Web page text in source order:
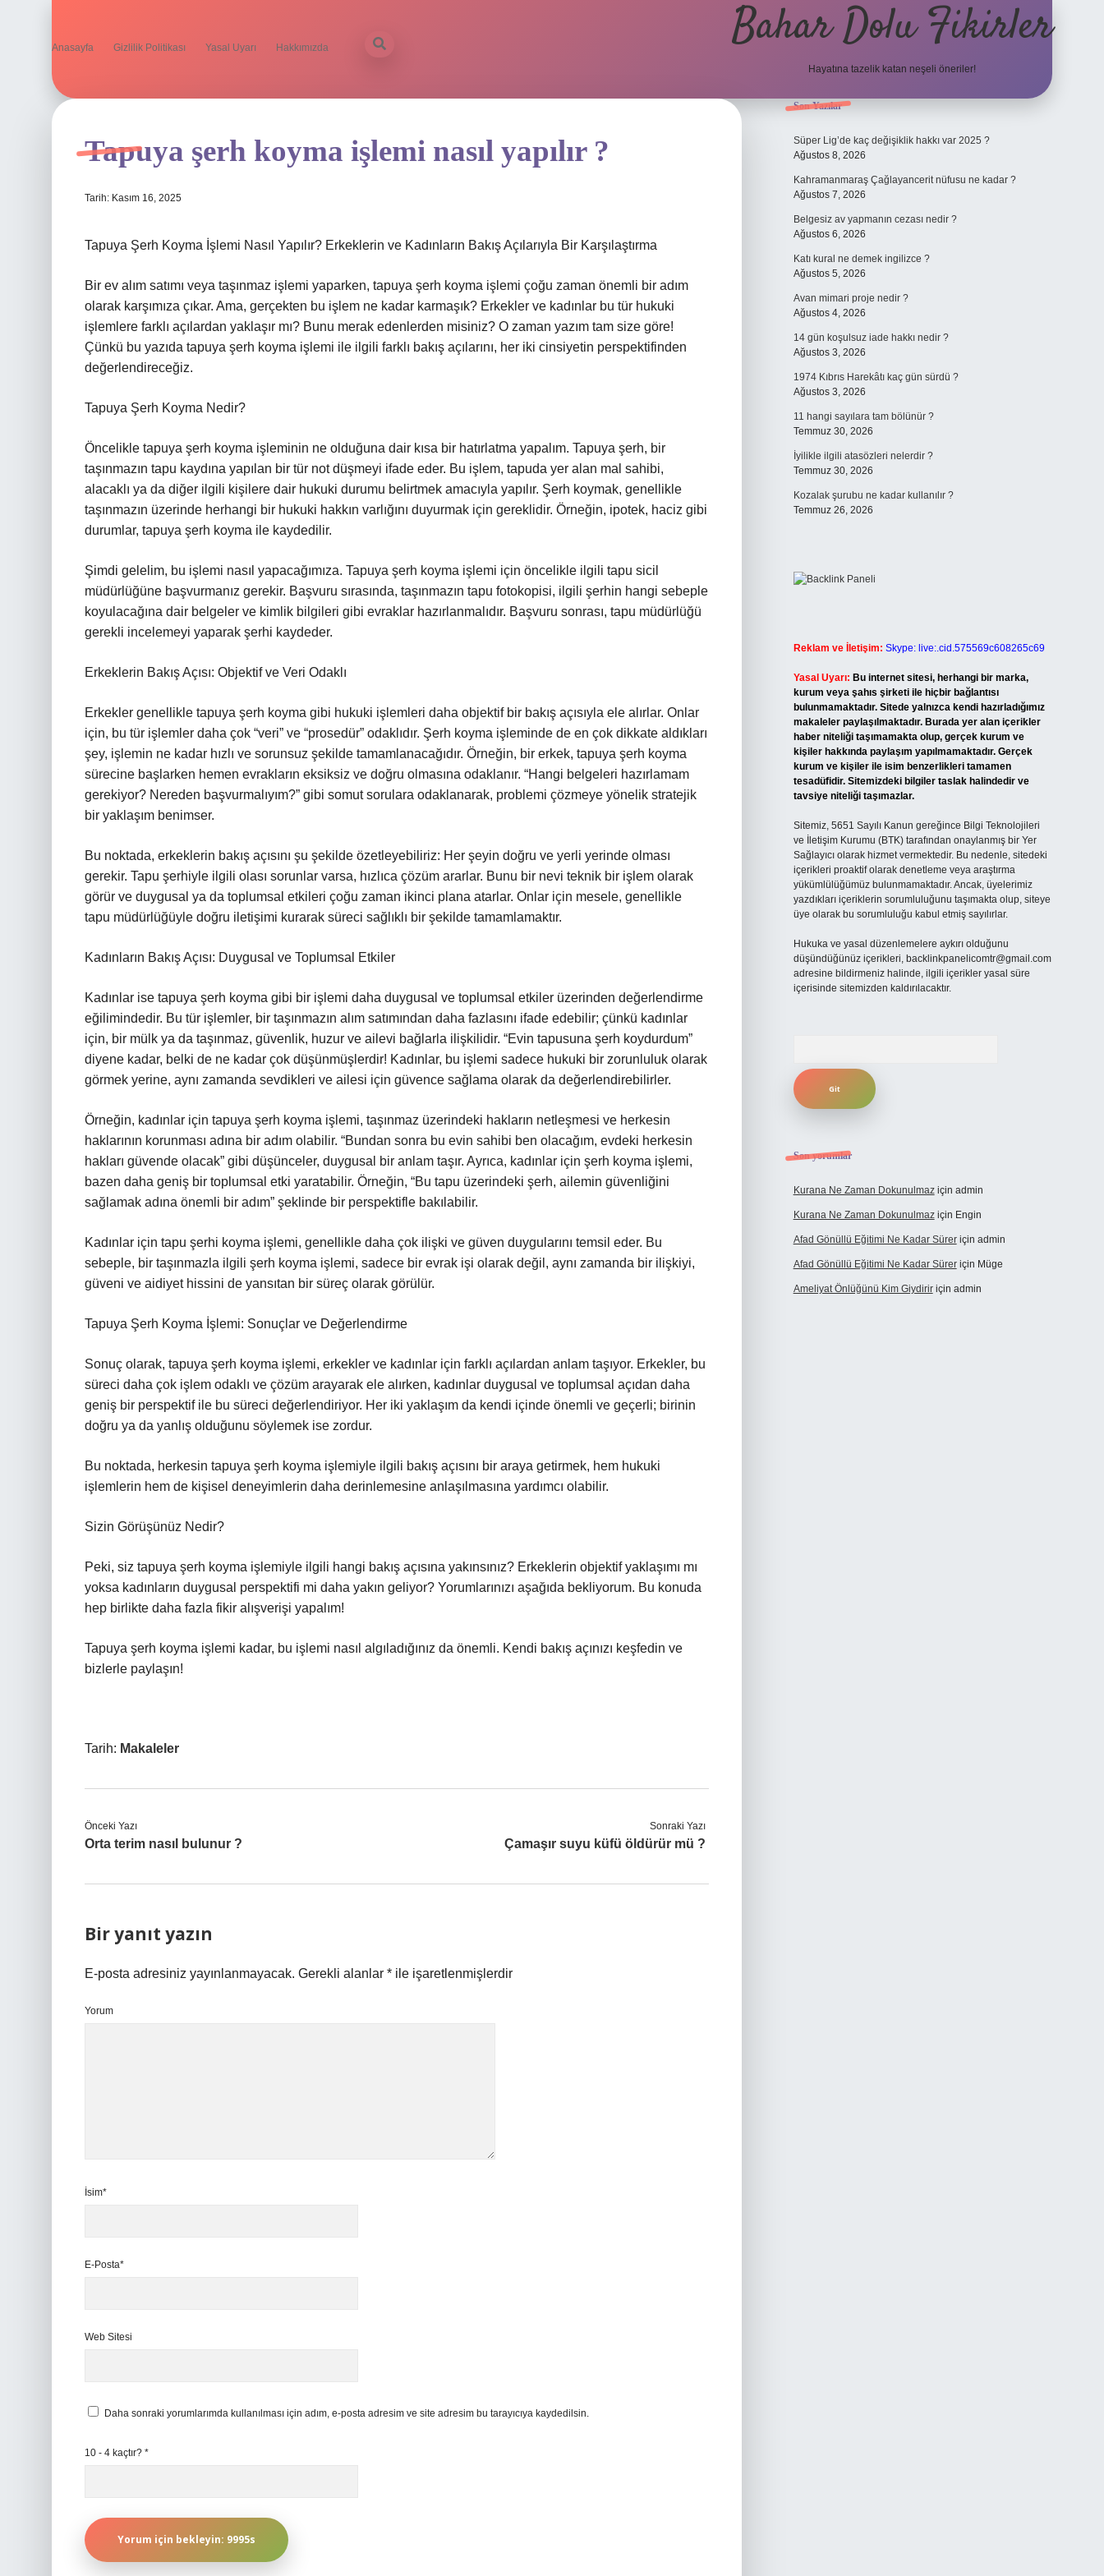
Anasayfa Gizlilik Politikası Yasal Uyarı Hakkımızda Bahar Dolu Fikirler
Hayatına tazelik katan neşeli öneriler!
Tapuya şerh koyma işlemi nasıl yapılır ?
Tarih: Kasım 16, 2025
Tapuya Şerh Koyma İşlemi Nasıl Yapılır? Erkeklerin ve Kadınların Bakış Açılarıyla Bir Karşılaştırma
Bir ev alım satımı veya taşınmaz işlemi yaparken, tapuya şerh koyma işlemi çoğu zaman önemli bir adım
olarak karşımıza çıkar. Ama, gerçekten bu işlem ne kadar karmaşık? Erkekler ve kadınlar bu tür hukuki
işlemlere farklı açılardan yaklaşır mı? Bunu merak edenlerden misiniz? O zaman yazım tam size göre!
Çünkü bu yazıda tapuya şerh koyma işlemi ile ilgili farklı bakış açılarını, her iki cinsiyetin perspektifinden
değerlendireceğiz.
Tapuya Şerh Koyma Nedir?
Öncelikle tapuya şerh koyma işleminin ne olduğuna dair kısa bir hatırlatma yapalım. Tapuya şerh, bir
taşınmazın tapu kaydına yapılan bir tür not düşmeyi ifade eder. Bu işlem, tapuda yer alan mal sahibi,
alacaklı ya da diğer ilgili kişilere dair hukuki durumu belirtmek amacıyla yapılır. Şerh koymak, genellikle
taşınmazın üzerinde herhangi bir hukuki hakkın varlığını duyurmak için gereklidir. Örneğin, ipotek, haciz gibi
durumlar, tapuya şerh koyma ile kaydedilir.
Şimdi gelelim, bu işlemi nasıl yapacağımıza. Tapuya şerh koyma işlemi için öncelikle ilgili tapu sicil
müdürlüğüne başvurmanız gerekir. Başvuru sırasında, taşınmazın tapu fotokopisi, ilgili şerhin hangi sebeple
koyulacağına dair belgeler ve kimlik bilgileri gibi evraklar hazırlanmalıdır. Başvuru sonrası, tapu müdürlüğü
gerekli incelemeyi yaparak şerhi kaydeder.
Erkeklerin Bakış Açısı: Objektif ve Veri Odaklı
Erkekler genellikle tapuya şerh koyma gibi hukuki işlemleri daha objektif bir bakış açısıyla ele alırlar. Onlar
için, bu tür işlemler daha çok “veri” ve “prosedür” odaklıdır. Şerh koyma işleminde de en çok dikkate aldıkları
şey, işlemin ne kadar hızlı ve sorunsuz şekilde tamamlanacağıdır. Örneğin, bir erkek, tapuya şerh koyma
sürecine başlarken hemen evrakların eksiksiz ve doğru olmasına odaklanır. “Hangi belgeleri hazırlamam
gerekiyor? Nereden başvurmalıyım?” gibi somut sorulara odaklanarak, problemi çözmeye yönelik stratejik
bir yaklaşım benimser.
Bu noktada, erkeklerin bakış açısını şu şekilde özetleyebiliriz: Her şeyin doğru ve yerli yerinde olması
gerekir. Tapu şerhiyle ilgili olası sorunlar varsa, hızlıca çözüm ararlar. Bunu bir nevi teknik bir işlem olarak
görür ve duygusal ya da toplumsal etkileri çoğu zaman ikinci plana atarlar. Onlar için mesele, genellikle
tapu müdürlüğüyle doğru iletişimi kurarak süreci sağlıklı bir şekilde tamamlamaktır.
Kadınların Bakış Açısı: Duygusal ve Toplumsal Etkiler
Kadınlar ise tapuya şerh koyma gibi bir işlemi daha duygusal ve toplumsal etkiler üzerinden değerlendirme
eğilimindedir. Bu tür işlemler, bir taşınmazın alım satımından daha fazlasını ifade edebilir; çünkü kadınlar
için, bir mülk ya da taşınmaz, güvenlik, huzur ve ailevi bağlarla ilişkilidir. “Evin tapusuna şerh koydurdum”
diyene kadar, belki de ne kadar çok düşünmüşlerdir! Kadınlar, bu işlemi sadece hukuki bir zorunluluk olarak
görmek yerine, aynı zamanda sevdikleri ve ailesi için güvence sağlama olarak da değerlendirebilirler.
Örneğin, kadınlar için tapuya şerh koyma işlemi, taşınmaz üzerindeki hakların netleşmesi ve herkesin
haklarının korunması adına bir adım olabilir. “Bundan sonra bu evin sahibi ben olacağım, evdeki herkesin
hakları güvende olacak” gibi düşünceler, duygusal bir anlam taşır. Ayrıca, kadınlar için şerh koyma işlemi,
bazen daha geniş bir toplumsal etki yaratabilir. Örneğin, “Bu tapu üzerindeki şerh, ailemin güvenliğini
sağlamak adına önemli bir adım” şeklinde bir perspektifle bakılabilir.
Kadınlar için tapu şerhi koyma işlemi, genellikle daha çok ilişki ve güven duygularını temsil eder. Bu
sebeple, bir taşınmazla ilgili şerh koyma işlemi, sadece bir evrak işi olarak değil, aynı zamanda bir ilişkiyi,
güveni ve aidiyet hissini de yansıtan bir süreç olarak görülür.
Tapuya Şerh Koyma İşlemi: Sonuçlar ve Değerlendirme
Sonuç olarak, tapuya şerh koyma işlemi, erkekler ve kadınlar için farklı açılardan anlam taşıyor. Erkekler, bu
süreci daha çok işlem odaklı ve çözüm arayarak ele alırken, kadınlar duygusal ve toplumsal açıdan daha
geniş bir perspektif ile bu süreci değerlendiriyor. Her iki yaklaşım da kendi içinde önemli ve geçerli; birinin
doğru ya da yanlış olduğunu söylemek ise zordur.
Bu noktada, herkesin tapuya şerh koyma işlemiyle ilgili bakış açısını bir araya getirmek, hem hukuki
işlemlerin hem de kişisel deneyimlerin daha derinlemesine anlaşılmasına yardımcı olabilir.
Sizin Görüşünüz Nedir?
Peki, siz tapuya şerh koyma işlemiyle ilgili hangi bakış açısına yakınsınız? Erkeklerin objektif yaklaşımı mı
yoksa kadınların duygusal perspektifi mi daha yakın geliyor? Yorumlarınızı aşağıda bekliyorum. Bu konuda
hep birlikte daha fazla fikir alışverişi yapalım!
Tapuya şerh koyma işlemi kadar, bu işlemi nasıl algıladığınız da önemli. Kendi bakış açınızı keşfedin ve
bizlerle paylaşın!
Tarih: Makaleler
Önceki Yazı
Orta terim nasıl bulunur ?
Sonraki Yazı
Çamaşır suyu küfü öldürür mü ?
Bir yanıt yazın
E-posta adresiniz yayınlanmayacak. Gerekli alanlar * ile işaretlenmişlerdir
Yorum
İsim*
E-Posta*
Web Sitesi
Daha sonraki yorumlarımda kullanılması için adım, e-posta adresim ve site adresim bu tarayıcıya kaydedilsin.
10 - 4 kaçtır? *
Sidebar
Son Yazılar
Süper Lig’de kaç değişiklik hakkı var 2025 ?
Ağustos 8, 2026
Kahramanmaraş Çağlayancerit nüfusu ne kadar ?
Ağustos 7, 2026
Belgesiz av yapmanın cezası nedir ?
Ağustos 6, 2026
Katı kural ne demek ingilizce ?
Ağustos 5, 2026
Avan mimari proje nedir ?
Ağustos 4, 2026
14 gün koşulsuz iade hakkı nedir ?
Ağustos 3, 2026
1974 Kıbrıs Harekâtı kaç gün sürdü ?
Ağustos 3, 2026
11 hangi sayılara tam bölünür ?
Temmuz 30, 2026
İyilikle ilgili atasözleri nelerdir ?
Temmuz 30, 2026
Kozalak şurubu ne kadar kullanılır ?
Temmuz 26, 2026
Reklam ve İletişim: Skype: live:.cid.575569c608265c69
Yasal Uyarı: Bu internet sitesi, herhangi bir marka,
kurum veya şahıs şirketi ile hiçbir bağlantısı
bulunmamaktadır. Sitede yalnızca kendi hazırladığımız
makaleler paylaşılmaktadır. Burada yer alan içerikler
haber niteliği taşımamakta olup, gerçek kurum ve
kişiler hakkında paylaşım yapılmamaktadır. Gerçek
kurum ve kişiler ile isim benzerlikleri tamamen
tesadüfidir. Sitemizdeki bilgiler taslak halindedir ve
tavsiye niteliği taşımazlar.
Sitemiz, 5651 Sayılı Kanun gereğince Bilgi Teknolojileri
ve İletişim Kurumu (BTK) tarafından onaylanmış bir Yer
Sağlayıcı olarak hizmet vermektedir. Bu nedenle, sitedeki
içerikleri proaktif olarak denetleme veya araştırma
yükümlülüğümüz bulunmamaktadır. Ancak, üyelerimiz
yazdıkları içeriklerin sorumluluğunu taşımakta olup, siteye
üye olarak bu sorumluluğu kabul etmiş sayılırlar.
Hukuka ve yasal düzenlemelere aykırı olduğunu
düşündüğünüz içerikleri, backlinkpanelicomtr@gmail.com
adresine bildirmeniz halinde, ilgili içerikler yasal süre
içerisinde sitemizden kaldırılacaktır.
Son yorumlar
Kurana Ne Zaman Dokunulmaziçin admin
Kurana Ne Zaman Dokunulmaziçin Engin
Afad Gönüllü Eğitimi Ne Kadar Süreriçin admin
Afad Gönüllü Eğitimi Ne Kadar Süreriçin Müge
Ameliyat Önlüğünü Kim Giydiririçin admin